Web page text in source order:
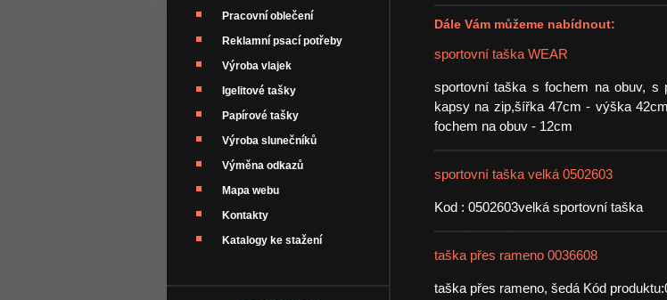
Pracovní oblečení
Reklamní psací potřeby
Výroba vlajek
Igelitové tašky
Papírové tašky
Výroba slunečníků
Výměna odkazů
Mapa webu
Kontakty
Katalogy ke stažení
Dále Vám můžeme nabídnout:
sportovní taška WEAR
sportovní taška s fochem na obuv, s
kapsy na zip,šířka 47cm - výška
fochem na obuv - 12cm
sportovní taška velká 0502603
Kod : 0502603velká sportovní taška
taška přes rameno 0036608
taška přes rameno, šedá Kód